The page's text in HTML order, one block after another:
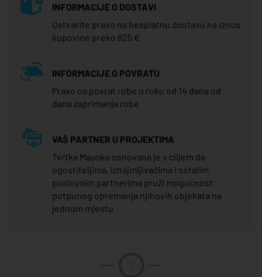
INFORMACIJE O DOSTAVI
Ostvarite pravo na besplatnu dostavu na iznos
kupovine preko 625 €
INFORMACIJE O POVRATU
Pravo na povrat robe u roku od 14 dana od
dana zaprimanja robe
VAŠ PARTNER U PROJEKTIMA
Tvrtka Mayoko osnovana je s ciljem da
ugostiteljima, iznajmljivačima i ostalim
poslovnim partnerima pruži mogućnost
potpunog opremanja njihovih objekata na
jednom mjestu